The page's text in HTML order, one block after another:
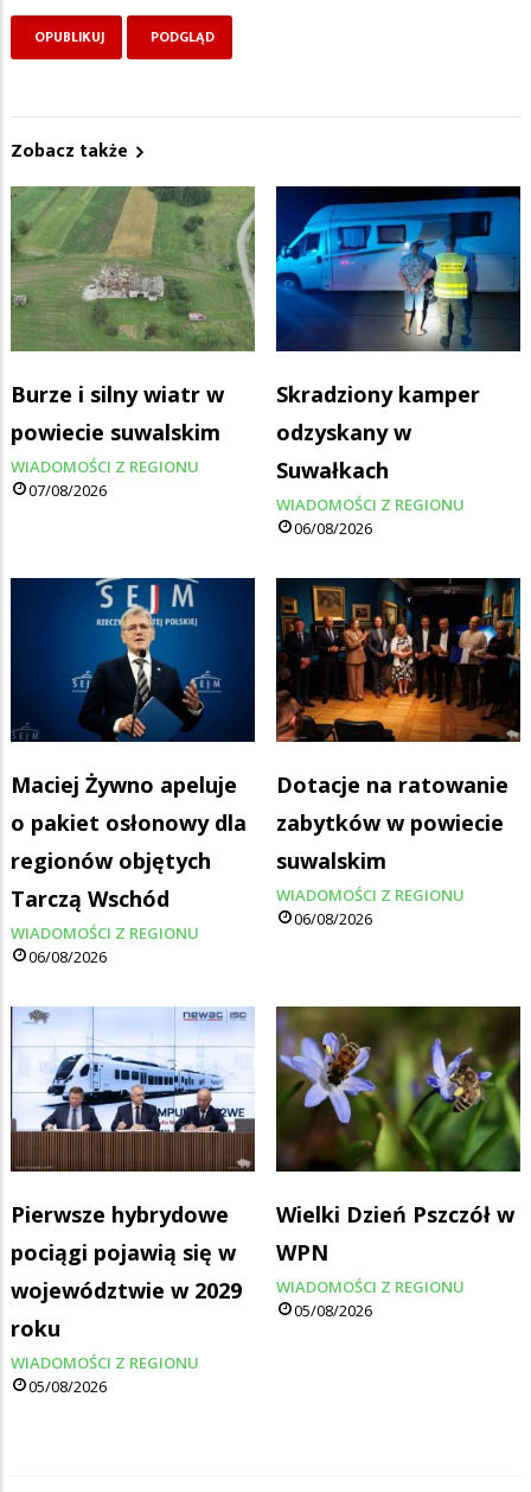
Zobacz także
Burze i silny wiatr w
powiecie suwalskim
WIADOMOŚCI Z REGIONU
07/08/2026
Skradziony kamper
odzyskany w
Suwałkach
WIADOMOŚCI Z REGIONU
06/08/2026
Maciej Żywno apeluje
o pakiet osłonowy dla
regionów objętych
Tarczą Wschód
WIADOMOŚCI Z REGIONU
06/08/2026
Dotacje na ratowanie
zabytków w powiecie
suwalskim
WIADOMOŚCI Z REGIONU
06/08/2026
Pierwsze hybrydowe
pociągi pojawią się w
województwie w 2029
roku
WIADOMOŚCI Z REGIONU
05/08/2026
Wielki Dzień Pszczół w
WPN
WIADOMOŚCI Z REGIONU
05/08/2026